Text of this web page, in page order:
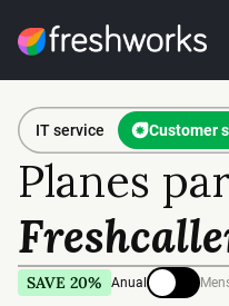
IT service Customer
Planes
SAVE 20% Anual